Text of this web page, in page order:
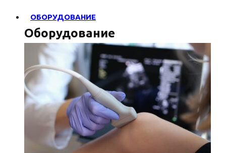
ОБОРУДОВАНИЕ
Оборудование